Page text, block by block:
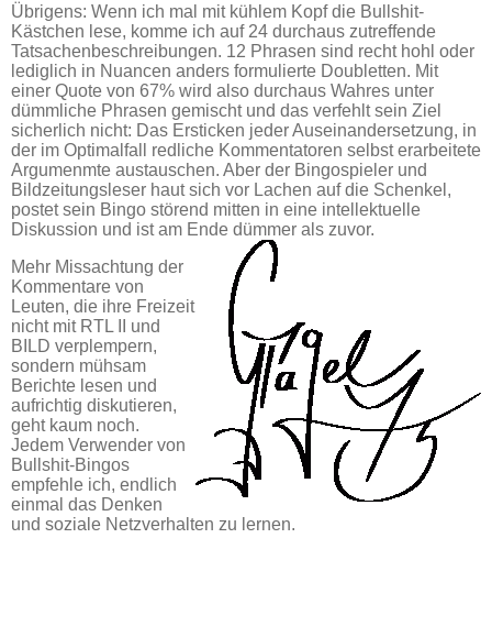
Übrigens: Wenn ich mal mit kühlem Kopf die Bullshit-
Kästchen lese, komme ich auf 24 durchaus zutreffende
Tatsachenbeschreibungen. 12 Phrasen sind recht hohl oder
lediglich in Nuancen anders formulierte Doubletten. Mit
einer Quote von 67% wird also durchaus Wahres unter
dümmliche Phrasen gemischt und das verfehlt sein Ziel
sicherlich nicht: Das Ersticken jeder Auseinandersetzung, in
der im Optimalfall redliche Kommentatoren selbst erarbeitete
Argumenmte austauschen. Aber der Bingospieler und
Bildzeitungsleser haut sich vor Lachen auf die Schenkel,
postet sein Bingo störend mitten in eine intellektuelle
Diskussion und ist am Ende dümmer als zuvor.
Mehr Missachtung der
Kommentare von
Leuten, die ihre Freizeit
nicht mit RTL II und
BILD verplempern,
sondern mühsam
Berichte lesen und
aufrichtig diskutieren,
geht kaum noch.
Jedem Verwender von
Bullshit-Bingos
empfehle ich, endlich
einmal das Denken
und soziale Netzverhalten zu lernen.